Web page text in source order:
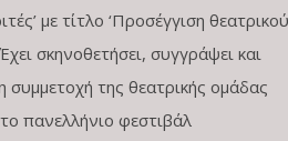
με τίτλο ‘Προσέγγιση θεατρικού
σκηνοθετήσει, συγγράψει και
συμμετοχή της θεατρικής ομάδας
πανελλήνιο φεστιβάλ